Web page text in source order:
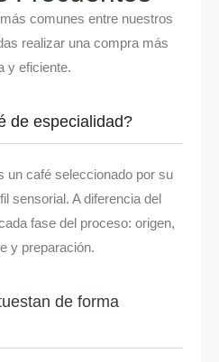
comunes entre nuestros
realizar una compra más
y eficiente.
de especialidad?
un café seleccionado por su
sensorial. A diferencia del
fase del proceso: origen,
y preparación.
de forma